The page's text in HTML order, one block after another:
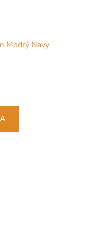
Modrý Navy